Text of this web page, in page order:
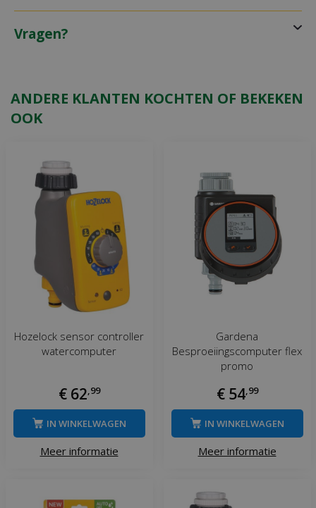
Vragen?
ANDERE KLANTEN KOCHTEN OF BEKEKEN
OOK
Hozelock sensor controller
watercomputer
€ 62,99
Meer informatie
IN WINKELWAGEN
Gardena
Besproeiingscomputer flex
promo
€ 54,99
Meer informatie
IN WINKELWAGEN